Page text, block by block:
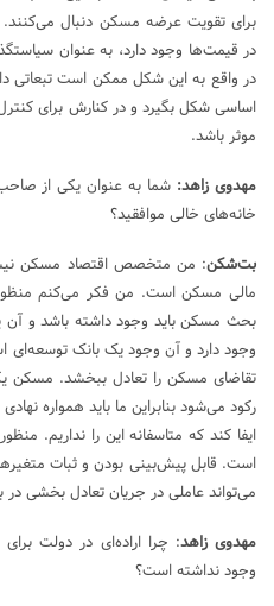
برای تقویت عرضه مسکن دنبال
در قیمت‌ها وجود دارد، به عنوان
در واقع به این شکل ممکن است تبعاتی
اساسی شکل بگیرد و در کنارش برای
موثر باشد.
مهدوی زاهد: شما به عنوان یکی از
خانه‌های خالی موافقید؟
بت‌شکن: من متخصص اقتصاد مسکن
مالی مسکن است. من فکر می‌کنم
بحث مسکن باید وجود داشته باشد و
وجود دارد و آن وجود یک بانک توسعه‌ای
تقاضای مسکن را تعادل ببخشد. مسکن
رکود می‌شود بنابراین ما باید همواره
ایفا کند که متاسفانه این را نداریم.
است. قابل پیش‌بینی بودن و ثبات
می‌تواند عاملی در جریان تعادل بخشی
مهدوی زاهد: چرا اراده‌ای در دولت
وجود نداشته است؟